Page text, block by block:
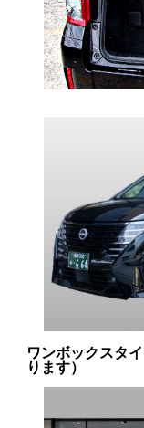
ワンボックスタ
ります）